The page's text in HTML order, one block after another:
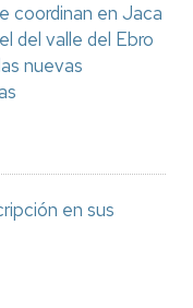
coordinan en Jaca
del valle del Ebro
nuevas
en sus